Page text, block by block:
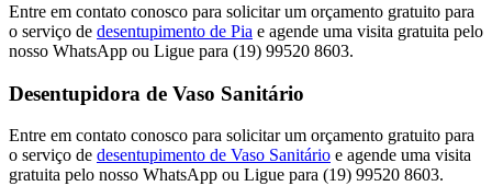
Entre em contato conosco para solicitar um orçamento gratuito para
o serviço de desentupimento de Pia e agende uma visita gratuita pelo
nosso WhatsApp ou Ligue para (19) 99520 8603.
Desentupidora de Vaso Sanitário
Entre em contato conosco para solicitar um orçamento gratuito para
o serviço de desentupimento de Vaso Sanitário e agende uma visita
gratuita pelo nosso WhatsApp ou Ligue para (19) 99520 8603.